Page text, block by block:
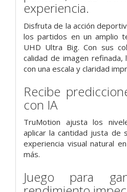
experiencia.
Disfruta de la acción
los partidos en un amplio
UHD Ultra Big. Con sus
calidad de imagen refinada,
con una escala y claridad
Recibe
con IA
TruMotion ajusta los
aplicar la cantidad justa de
experiencia visual natural
más.
Juego para